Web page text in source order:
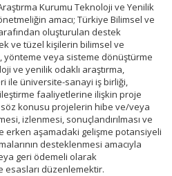
Kurumu Teknoloji ve Yenilik
amacı; Türkiye Bilimsel ve
oluşturulan destek
ve tüzel kişilerin bilimsel ve
veya sisteme dönüştürme
ve yenilik odaklı araştırma,
ile üniversite-sanayi iş birliği,
faaliyetlerine ilişkin proje
konusu projelerin hibe ve/veya
izlenmesi, sonuçlandırılması ve
erken aşamadaki gelişme potansiyeli
desteklenmesi amacıyla
geri ödemeli olarak
esasları düzenlemektir.